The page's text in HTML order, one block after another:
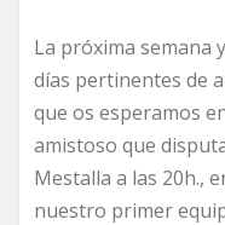
La próxima semana
días pertinentes de
que os esperamos
amistoso que
Mestalla a las 20h.,
nuestro primer